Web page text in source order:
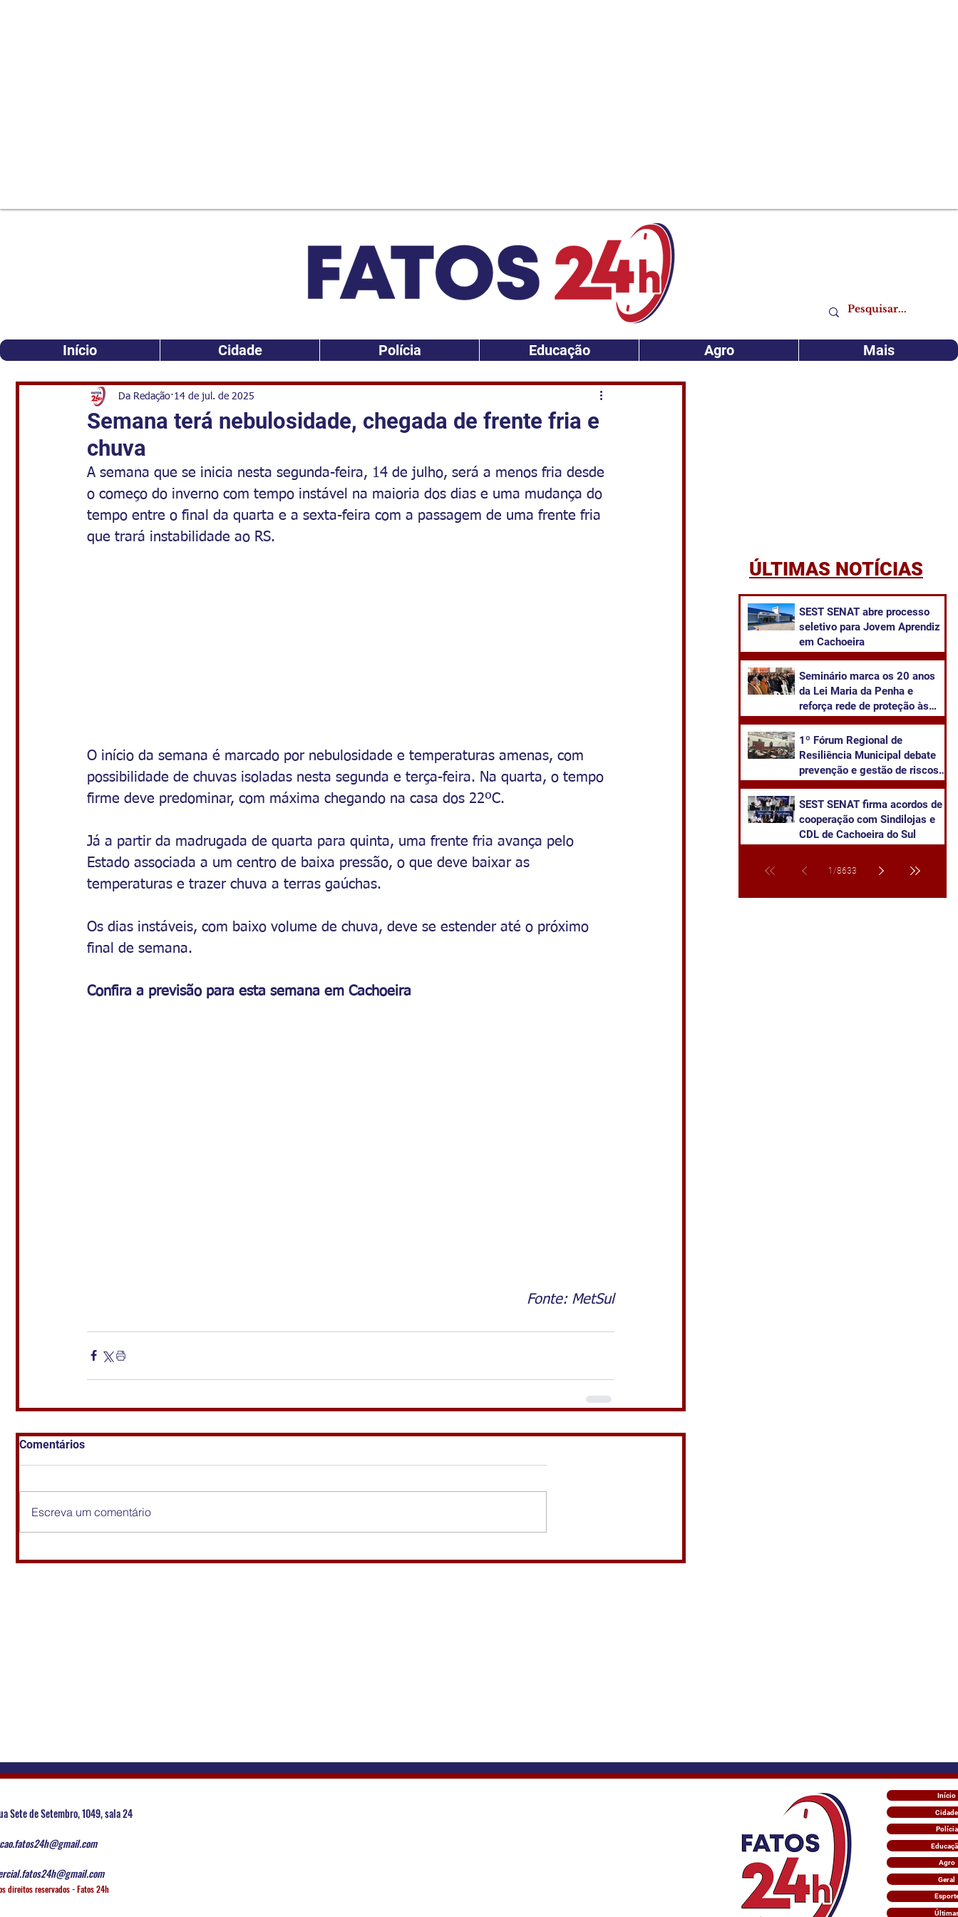
Início Cidade Polícia Educação Agro Mais
Semana terá nebulosidade, chegada de frente fria e
chuva
Da Redação 14 de jul. de 2025
A semana que se inicia nesta segunda-feira, 14 de julho, será a menos fria desde
o começo do inverno com tempo instável na maioria dos dias e uma mudança do
tempo entre o final da quarta e a sexta-feira com a passagem de uma frente fria
que trará instabilidade ao RS.
O início da semana é marcado por nebulosidade e temperaturas amenas, com
possibilidade de chuvas isoladas nesta segunda e terça-feira. Na quarta, o tempo
firme deve predominar, com máxima chegando na casa dos 22ºC.
Já a partir da madrugada de quarta para quinta, uma frente fria avança pelo
Estado associada a um centro de baixa pressão, o que deve baixar as
temperaturas e trazer chuva a terras gaúchas.
Os dias instáveis, com baixo volume de chuva, deve se estender até o próximo
final de semana.
Confira a previsão para esta semana em Cachoeira
Fonte: MetSul
Comentários
Escreva um comentário
ÚLTIMAS NOTÍCIAS
SEST SENAT abre processo
seletivo para Jovem Aprendiz
em Cachoeira
Seminário marca os 20 anos
da Lei Maria da Penha e
reforça rede de proteção às
1º Fórum Regional de
Resiliência Municipal debate
prevenção e gestão de riscos
Sul
SEST SENAT firma acordos de
cooperação com Sindilojas e
CDL de Cachoeira do Sul
1 /8633
Sete de Setembro, 1049, sala 24
direitos reservados - Fatos 24h
Início
Cidade
Polícia
Agro
Geral